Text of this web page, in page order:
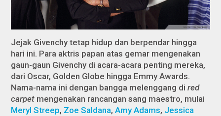
Jejak Givenchy tetap hidup dan berpendar hingga
hari ini. Para aktris papan atas gemar mengenakan
gaun-gaun Givenchy di acara-acara penting mereka,
dari Oscar, Golden Globe hingga Emmy Awards.
Nama-nama ini dengan bangga melenggang dired
carpet mengenakan rancangan sang maestro, mulai
Meryl Streep, Zoe Saldana,Amy Adams, Jessica